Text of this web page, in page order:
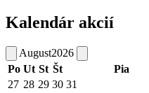
Kalendár akcií
August2026
Po Ut St Št Pia
27 28 29 30 31